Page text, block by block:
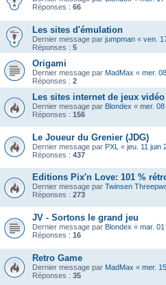
Réponses : 66
Les sites d'émulation
Dernier message par jumpman « ven.
Réponses : 5
Origami
Dernier message par MadMax « mer.
Réponses : 2
Les sites internet de jeux vidéo
Dernier message par Blondex « mer.
Réponses : 156
Le Joueur du Grenier (JDG)
Dernier message par PXL « jeu. 11 juin
Réponses : 437
Editions Pix'n Love: 101 %
Dernier message par Twinsen
Réponses : 273
JV - Sortons le grand jeu
Dernier message par Blondex « mar.
Réponses : 16
Retro Game
Dernier message par MadMax « mer.
Réponses : 35